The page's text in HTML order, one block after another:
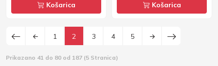
Košarica Košarica
1 2 3 4 5
Prikazano 41 do 80 od 187 (5 Stranica)